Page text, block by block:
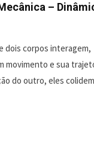
–
dois corpos interagem,
movimento e sua
do outro, eles